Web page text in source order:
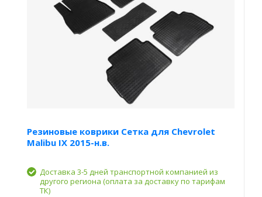
Резиновые коврики Сетка для Chevrolet
Malibu IX 2015-н.в.
Доставка 3-5 дней транспортной компанией из
другого региона (оплата за доставку по тарифам
ТК)